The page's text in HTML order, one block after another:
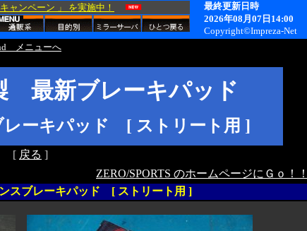
メニューへ
最新ブレーキパッド
レーキパッド [ ストリート用 ]
[ 戻る ]
ZERO/SPORTS のホームページにＧｏ！
スブレーキパッド [ ストリート用 ]